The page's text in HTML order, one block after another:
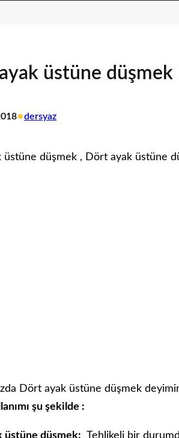
üstüne düşmek
•dersyaz
üstüne düşmek , Dört ayak üstüne
Dört ayak üstüne düşmek
şu şekilde :
üstüne düşmek: Tehlikeli bir